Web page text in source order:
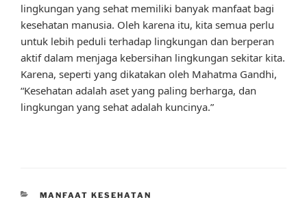
lingkungan yang sehat memiliki banyak manfaat bagi
kesehatan manusia. Oleh karena itu, kita semua perlu
untuk lebih peduli terhadap lingkungan dan berperan
aktif dalam menjaga kebersihan lingkungan sekitar kita.
Karena, seperti yang dikatakan oleh Mahatma Gandhi,
“Kesehatan adalah aset yang paling berharga, dan
lingkungan yang sehat adalah kuncinya.”
CATEGORIES
MANFAAT KESEHATAN